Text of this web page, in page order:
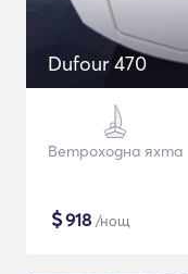
Dufour 470
Ветроходна яхта
$918 /нощ